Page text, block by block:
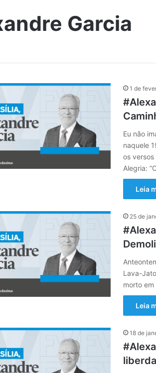
Garcia
1 de
Eu não
naquele
os versos
Alegria:
Leia
25 de
Lava-
morto
Leia
18 de